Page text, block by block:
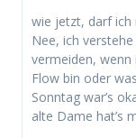
wie jetzt, darf ich
Nee, ich
vermeiden,
Flow bin oder
Sonntag war’s
alte Dame hat’s